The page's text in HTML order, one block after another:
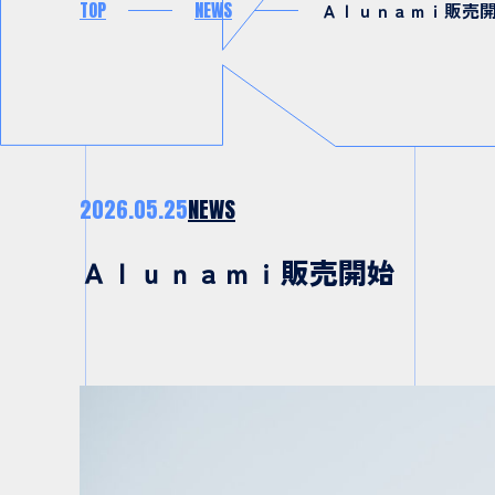
TOP NEWS Ａｌｕｎａｍｉ販売
2026.05.25NEWS
Ａｌｕｎａｍｉ販売開始